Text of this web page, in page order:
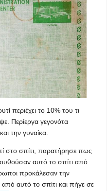
περιέχει το 10% του τι
Περίεργα γεγονότα
την γυναίκα.
στο σπίτι, παρατήρησε πως
αυτό το σπίτι από
προκάλεσαν την
αυτό το σπίτι και πήγε σε